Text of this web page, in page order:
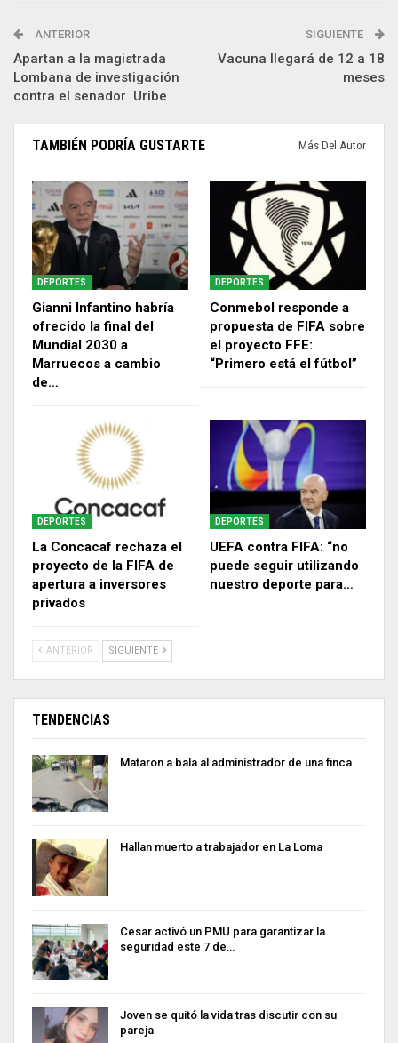
ANTERIOR
Apartan a la magistrada
Lombana de investigación
contra el senador Uribe
SIGUIENTE
Vacuna llegará de 12 a 18
meses
TAMBIÉN PODRÍA GUSTARTE Más Del Autor
DEPORTES
Gianni Infantino habría
ofrecido la final del
Mundial 2030 a
Marruecos a cambio
de…
DEPORTES
Conmebol responde a
propuesta de FIFA sobre
el proyecto FFE:
“Primero está el fútbol”
DEPORTES
La Concacaf rechaza el
proyecto de la FIFA de
apertura a inversores
privados
DEPORTES
UEFA contra FIFA: “no
puede seguir utilizando
nuestro deporte para…
ANTERIOR SIGUIENTE
TENDENCIAS
Mataron a bala al administrador de una finca
Hallan muerto a trabajador en La Loma
Cesar activó un PMU para garantizar la
seguridad este 7 de…
Joven se quitó la vida tras discutir con su
pareja